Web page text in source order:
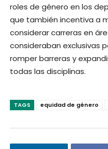
roles de género en los
que también incentiva a
considerar carreras en
consideraban exclusivas
romper barreras y
todas las disciplinas.
TAGS equidad de género